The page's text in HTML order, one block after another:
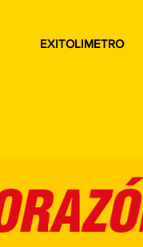
EXITOLIMETRO